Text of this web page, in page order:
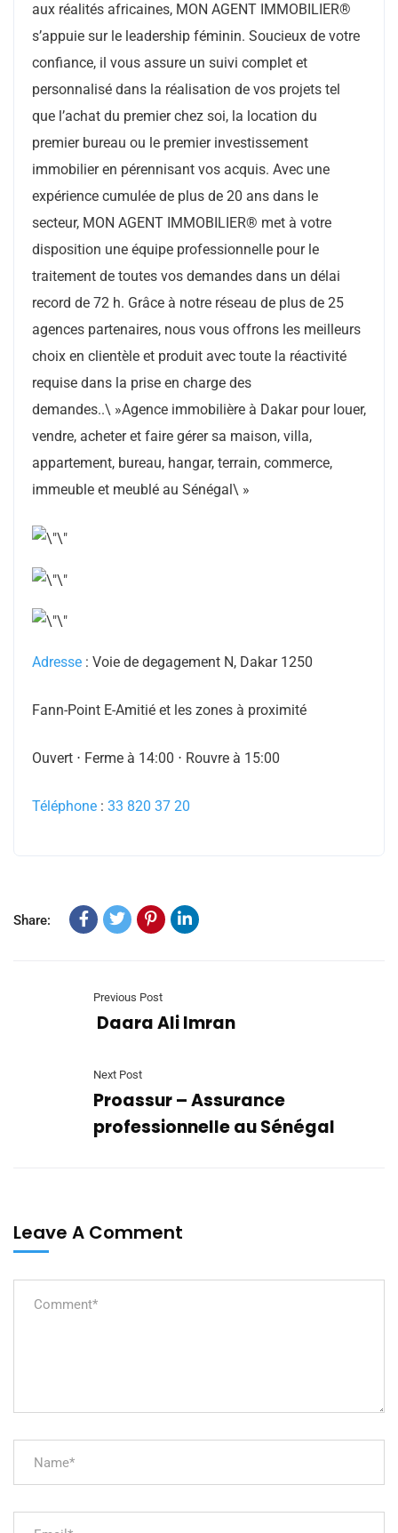
aux réalités africaines, MON AGENT IMMOBILIER®
s’appuie sur le leadership féminin. Soucieux de votre
confiance, il vous assure un suivi complet et
personnalisé dans la réalisation de vos projets tel
que l’achat du premier chez soi, la location du
premier bureau ou le premier investissement
immobilier en pérennisant vos acquis. Avec une
expérience cumulée de plus de 20 ans dans le
secteur, MON AGENT IMMOBILIER® met à votre
disposition une équipe professionnelle pour le
traitement de toutes vos demandes dans un délai
record de 72 h. Grâce à notre réseau de plus de 25
agences partenaires, nous vous offrons les meilleurs
choix en clientèle et produit avec toute la réactivité
requise dans la prise en charge des
demandes..\ »Agence immobilière à Dakar pour louer,
vendre, acheter et faire gérer sa maison, villa,
appartement, bureau, hangar, terrain, commerce,
immeuble et meublé au Sénégal\ »
Adresse : Voie de degagement N, Dakar 1250
Fann-Point E-Amitié et les zones à proximité
Ouvert ⋅ Ferme à 14:00 ⋅ Rouvre à 15:00
Téléphone : 33 820 37 20
Share:
Previous Post
Daara Ali Imran
Next Post
Proassur – Assurance
professionnelle au Sénégal
Leave A Comment